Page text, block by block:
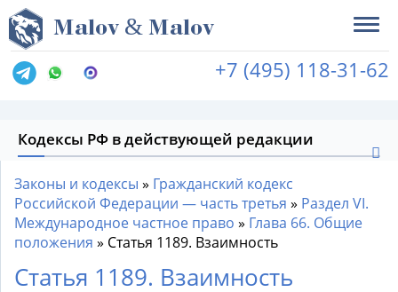
Malov & Malov
+7 (495) 118-31-62
Кодексы РФ в действующей редакции
Законы и кодексы » Гражданский кодекс
Российской Федерации — часть третья » Раздел VI.
Международное частное право » Глава 66. Общие
положения » Статья 1189. Взаимность
Статья 1189. Взаимность